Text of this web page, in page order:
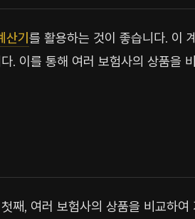
기 를 활용하는 것이 좋습니다. 이
. 이를 통해 여러 보험사의 상품을
째, 여러 보험사의 상품을 비교하